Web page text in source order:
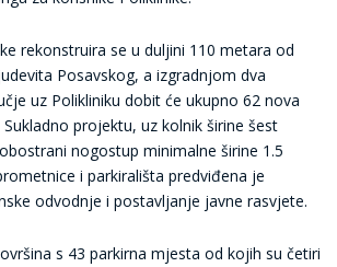
rekonstruira se u duljini 110 metara od
Posavskog, a izgradnjom dva
uz Polikliniku dobit će ukupno 62 nova
projektu, uz kolnik širine šest
nogostup minimalne širine 1.5
i parkirališta predviđena je
odvodnje i postavljanje javne rasvjete.
s 43 parkirna mjesta od kojih su četiri